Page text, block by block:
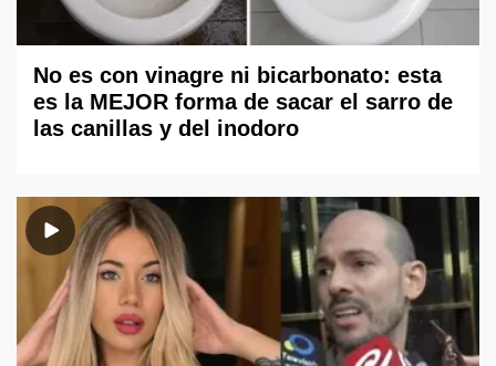
No es con vinagre ni bicarbonato: esta
es la MEJOR forma de sacar el sarro de
las canillas y del inodoro